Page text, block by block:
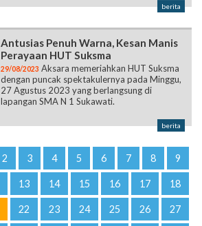
berita
Antusias Penuh Warna, Kesan Manis
Perayaan HUT Suksma
29/08/2023 Aksara memeriahkan HUT Suksma
dengan puncak spektakulernya pada Minggu,
27 Agustus 2023 yang berlangsung di
lapangan SMA N 1 Sukawati.
berita
2 3 4 5 6 7 8 9
13 14 15 16 17 18
22 23 24 25 26 27